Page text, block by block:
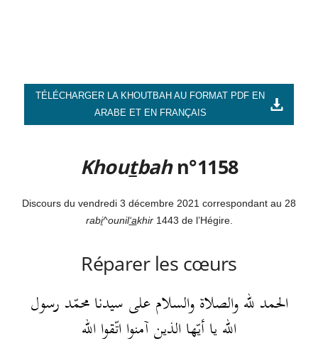
TÉLÉCHARGER LA KHOUTBAH AU FORMAT PDF EN
ARABE ET EN FRANÇAIS
Khoutbahn°1158
Discours du vendredi 3 décembre 2021 correspondant au 28
rabi^ounil‘akhir1443 de l’Hégire.
Réparer les cœurs
الحمد لله والصلاة والسلام على سيدنا محمّد رسول
الله يا أيّها الذين آمنوا اتّقوا الله